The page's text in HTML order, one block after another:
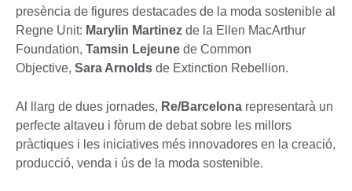
presència de figures destacades de la moda sostenible al
Regne Unit: Marylin Martinez de la Ellen MacArthur
Foundation, Tamsin Lejeune de Common
Objective, Sara Arnolds de Extinction Rebellion.
Al llarg de dues jornades, Re/Barcelona representarà un
perfecte altaveu i fòrum de debat sobre les millors
pràctiques i les iniciatives més innovadores en la creació,
producció, venda i ús de la moda sostenible.